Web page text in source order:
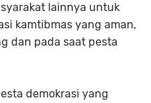
lainnya untuk
kamtibmas yang aman,
dan pada saat pesta
demokrasi yang